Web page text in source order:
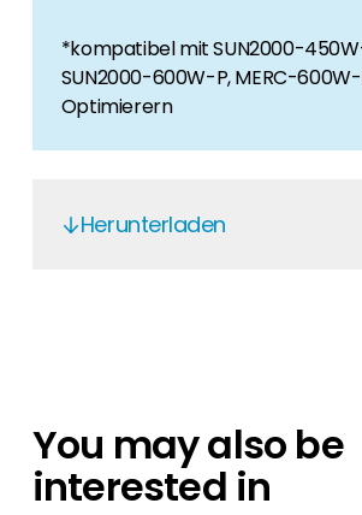
*kompatibel mit SUN2000-
SUN2000-600W-P, MERC-
Optimierern
Herunterladen
Huawei MAP0 - DE
Huawei MAP0
You may also be
interested in